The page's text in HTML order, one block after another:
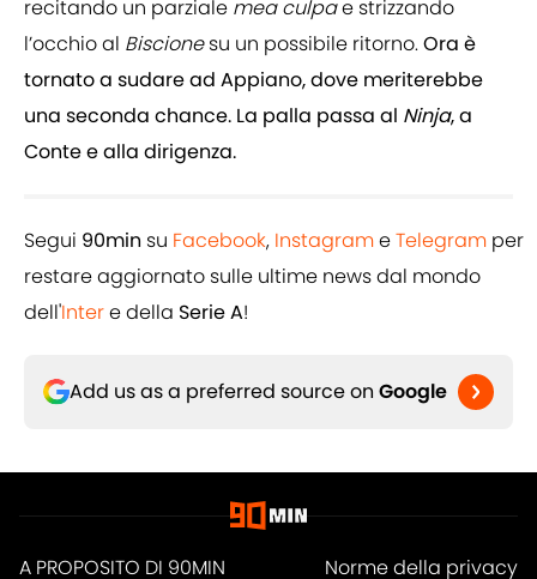
recitando un parziale mea culpae strizzando
l’occhio al Biscionesu un possibile ritorno.Ora è
tornato a sudare ad Appiano, dove meriterebbe
una seconda chance. La palla passa al Ninja, a
Conte e alla dirigenza.
Segui 90min su Facebook, InstagrameTelegram per
restare aggiornato sulle ultime news dal mondo
dell'Intere della Serie A!
Add us as a preferred source on Google
A PROPOSITO DI 90MIN Norme della privacy